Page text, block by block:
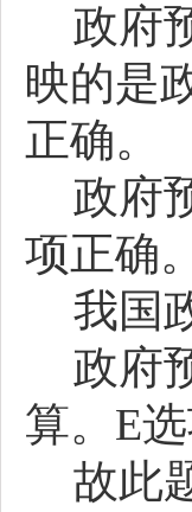
政府
映的是
正确。
政府
项正确。
我国
政府
算。 E
故此